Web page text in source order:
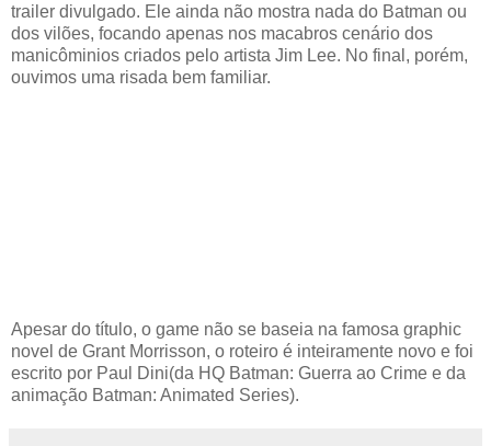
trailer divulgado. Ele ainda não mostra nada do Batman ou
dos vilões, focando apenas nos macabros cenário dos
manicôminios criados pelo artista Jim Lee. No final, porém,
ouvimos uma risada bem familiar.
Apesar do título, o game não se baseia na famosa graphic
novel de Grant Morrisson, o roteiro é inteiramente novo e foi
escrito por Paul Dini(da HQ Batman: Guerra ao Crime e da
animação Batman: Animated Series).